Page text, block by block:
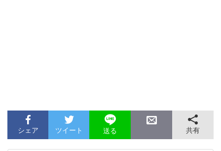
シェア ツイート 送る 共有